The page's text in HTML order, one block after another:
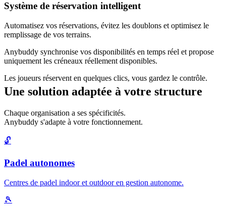
Système de réservation intelligent
Automatisez vos réservations, évitez les doublons et optimisez le
remplissage de vos terrains.
Anybuddy synchronise vos disponibilités en temps réel et propose
uniquement les créneaux réellement disponibles.
Les joueurs réservent en quelques clics, vous gardez le contrôle.
Une solution adaptée à votre structure
Chaque organisation a ses spécificités.
Anybuddy s'adapte à votre fonctionnement.
🔓
Padel autonomes
Centres de padel indoor et outdoor en gestion autonome.
🎾